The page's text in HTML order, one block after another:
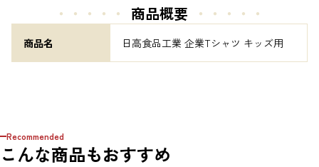
・・・・・ 商品概要 ・・・・・
商品名 日高食品工業 企業Tシャツ キッズ用
Recommended
こんな商品もおすすめ